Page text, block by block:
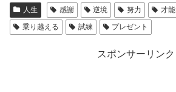
人生 感謝 逆境 努力 才能
乗り越える
試練 プレゼント
スポンサーリンク